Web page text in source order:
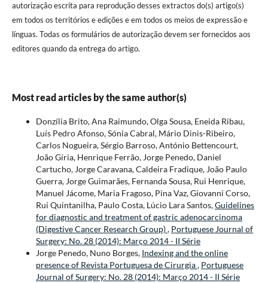
autorização escrita para reprodução desses extractos do(s) artigo(s)
em todos os territórios e edições e em todos os meios de expressão e
línguas. Todas os formulários de autorização devem ser fornecidos aos
editores quando da entrega do artigo.
Most read articles by the same author(s)
Donzília Brito, Ana Raimundo, Olga Sousa, Eneida Ribau,
Luís Pedro Afonso, Sónia Cabral, Mário Dinis-Ribeiro,
Carlos Nogueira, Sérgio Barroso, António Bettencourt,
João Gíria, Henrique Ferrão, Jorge Penedo, Daniel
Cartucho, Jorge Caravana, Caldeira Fradique, João Paulo
Guerra, Jorge Guimarães, Fernanda Sousa, Rui Henrique,
Manuel Jácome, Maria Fragoso, Pina Vaz, Giovanni Corso,
Rui Quintanilha, Paulo Costa, Lúcio Lara Santos,Guidelines
for diagnostic and treatment of gastric adenocarcinoma
(Digestive Cancer Research Group), Portuguese Journal of
Surgery: No. 28 (2014): Março 2014 - II Série
Jorge Penedo, Nuno Borges, Indexing and the online
presence of Revista Portuguesa de Cirurgia, Portuguese
Journal of Surgery: No. 28 (2014): Março 2014 - II Série